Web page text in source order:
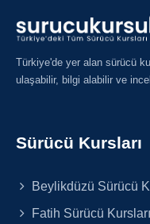
Türkiye'de yer alan sürücü
ulaşabilir, bilgi alabilir ve
Sürücü Kursları
Beylikdüzü Sürücü
Fatih Sürücü Kursları